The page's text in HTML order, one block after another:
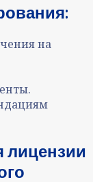
на
лицензии